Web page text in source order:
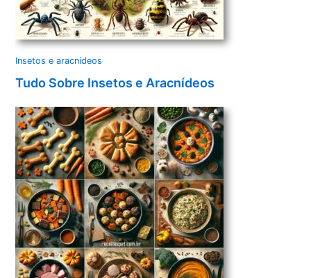
Insetos e aracnídeos
Tudo Sobre Insetos e Aracnídeos